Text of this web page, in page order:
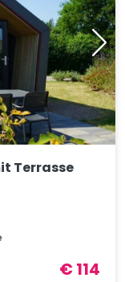
Terrasse
€ 114